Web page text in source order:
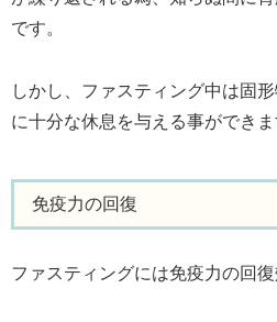
です。
しかし、ファスティング中は固
に十分な休息を与える事ができま
免疫力の回復
ファスティングには免疫力の回復